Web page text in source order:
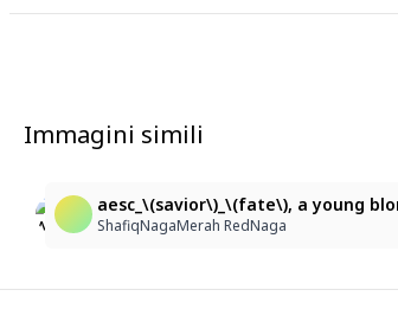
Immagini simili
Arcueid Brunestudの華麗な舞踏会衣装
miki-1238
ツンツン、アルクェイド
miki-1238
aesc_\(savior\)_\(fate\), a young
ShafiqNagaMerah RedNaga